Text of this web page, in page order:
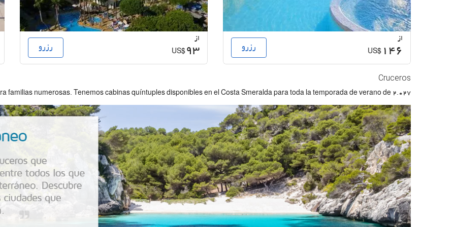
از
US$ 146 رزرو
از
US$ 93 رزرو
Cruceros
familias numerosas. Tenemos cabinas quíntuples disponibles en el Costa Smeralda para toda la temporada de verano de 2.027